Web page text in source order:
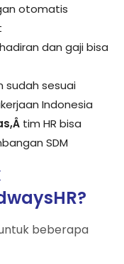
otomatis
dan gaji bisa
sudah sesuai
Indonesia
tim HR bisa
SDM
beberapa